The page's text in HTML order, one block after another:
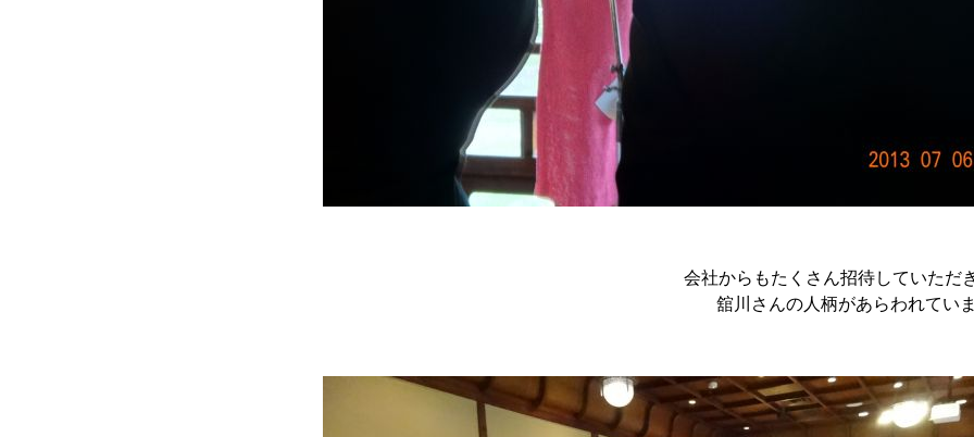
会社からもたくさん招待していただ
舘川さんの人柄があらわれてい